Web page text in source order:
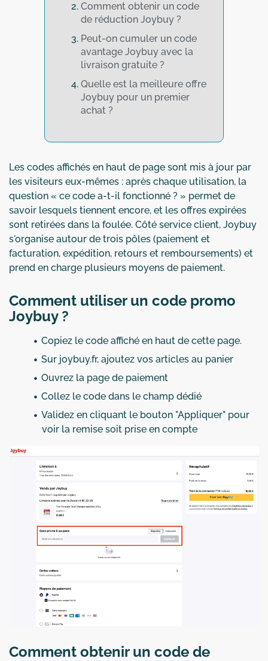
Comment obtenir un code
de réduction Joybuy ?
Peut-on cumuler un code
avantage Joybuy avec la
livraison gratuite ?
Quelle est la meilleure offre
Joybuy pour un premier
achat ?
Les codes affichés en haut de page sont mis à jour par
les visiteurs eux-mêmes : après chaque utilisation, la
question « ce code a-t-il fonctionné ? » permet de
savoir lesquels tiennent encore, et les offres expirées
sont retirées dans la foulée. Côté service client, Joybuy
s'organise autour de trois pôles (paiement et
facturation, expédition, retours et remboursements) et
prend en charge plusieurs moyens de paiement.
Comment utiliser un code promo
Joybuy ?
Copiez le code affiché en haut de cette page.
Sur joybuy.fr, ajoutez vos articles au panier
Ouvrez la page de paiement
Collez le code dans le champ dédié
Validez en cliquant le bouton "Appliquer" pour
voir la remise soit prise en compte
Comment obtenir un code de